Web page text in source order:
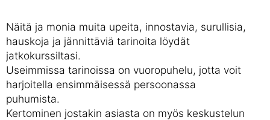
Näitä ja monia muita upeita, innostavia, surullisia,
hauskoja ja jännittäviä tarinoita löydät
jatkokurssiltasi.
Useimmissa tarinoissa on vuoropuhelu, jotta voit
harjoitella ensimmäisessä persoonassa
puhumista.
Kertominen jostakin asiasta on myös keskustelun